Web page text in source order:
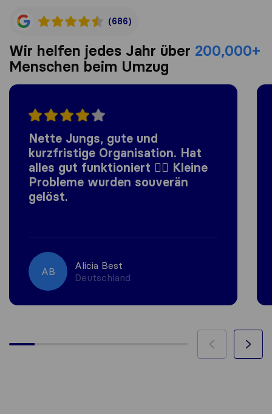
(686)
Wir helfen jedes Jahr über 200,000+
Menschen beim Umzug
Nette Jungs, gute und
kurzfristige Organisation. Hat
alles gut funktioniert 👍🏼 Kleine
Probleme wurden souverän
gelöst.
AB
Alicia Best
Deutschland